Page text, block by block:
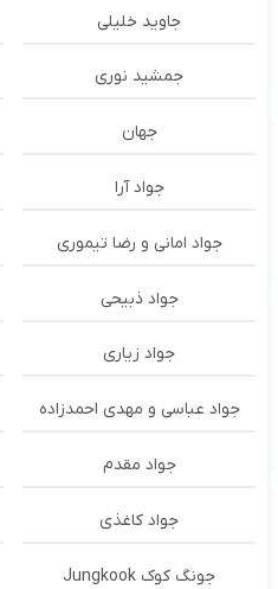
جاوید خلیلی
جمشید نوری
جهان
جواد آرا
جواد امانی و رضا تیموری
جواد ذبیحی
جواد زیاری
جواد عباسی و مهدی احمدزاده
جواد مقدم
جواد کاغذی
جونگ کوک Jungkook